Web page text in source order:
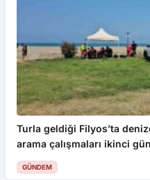
Turla geldiği Filyos’ta
arama çalışmaları ikinci
GÜNDEM